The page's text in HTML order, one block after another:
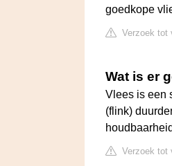
goedkope
Verzoek tot
Wat is er
Vlees is een
(flink)
Verzoek tot